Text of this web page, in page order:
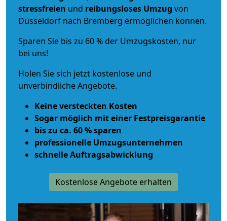
stressfreien und reibungsloses Umzug von
Düsseldorf nach Bremberg ermöglichen können.
Sparen Sie bis zu 60 % der Umzugskosten, nur
bei uns!
Holen Sie sich jetzt kostenlose und
unverbindliche Angebote.
Keine versteckten Kosten
Sogar möglich mit einer Festpreisgarantie
bis zu ca. 60 % sparen
professionelle Umzugsunternehmen
schnelle Auftragsabwicklung
Kostenlose Angebote erhalten